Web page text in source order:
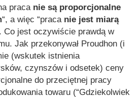
praca nie są proporcjonalne
“, a więc “praca nie jest miarą
Co jest oczywiście prawdą w
Jak przekonywał Proudhon (i
(wskutek istnienia
czynszów i odsetek) ceny
do przeciętnej pracy
towaru (“Gdziekolwiek